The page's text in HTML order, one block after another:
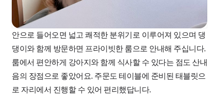
안으로 들어오면 넓고 쾌적한 분위기로 이루어져 있으며 댕
댕이와 함께 방문하면 프라이빗한 룸으로 안내해 주십니다.
룸에서 편안하게 강아지와 함께 식사할 수 있다는 점도 산내
음의 장점으로 좋았어요. 주문도 테이블에 준비된 태블릿으
로 자리에서 진행할 수 있어 편리했답니다.